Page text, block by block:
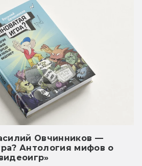
Овчинников —
Антология мифов о